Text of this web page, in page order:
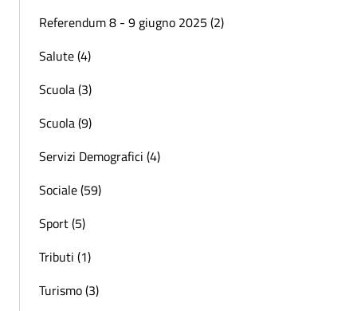
Referendum 8 - 9 giugno 2025 (2)
Salute (4)
Scuola (3)
Scuola (9)
Servizi Demografici (4)
Sociale (59)
Sport (5)
Tributi (1)
Turismo (3)